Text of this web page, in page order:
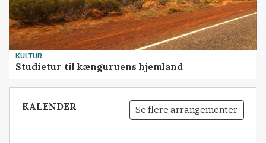
KULTUR
Studietur til kænguruens hjemland
KALENDER Se flere arrangementer